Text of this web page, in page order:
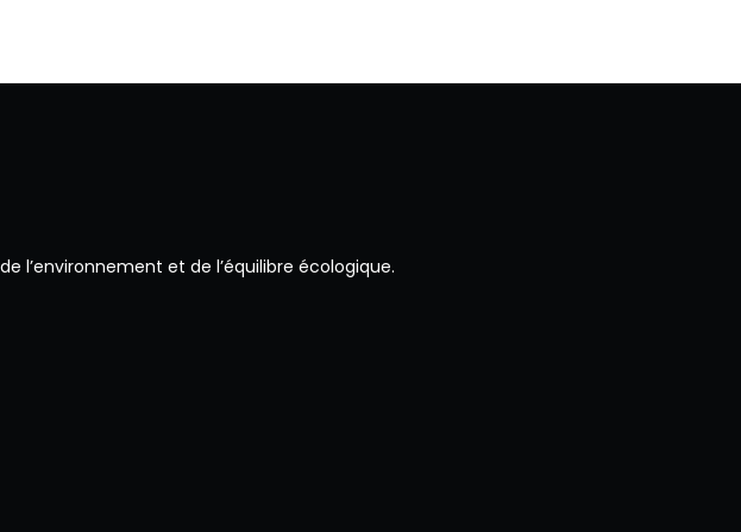
l’environnement et de l’équilibre écologique.